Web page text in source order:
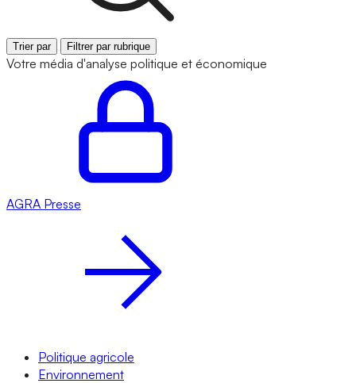
Trier par Filtrer par rubrique
Votre média d'analyse politique et économique
AGRA Presse
Politique agricole
Environnement